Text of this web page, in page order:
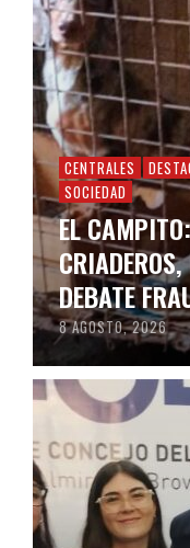
CENTRALES
SOCIEDAD
EL
DEBATE
8 AGOSTO, 2026